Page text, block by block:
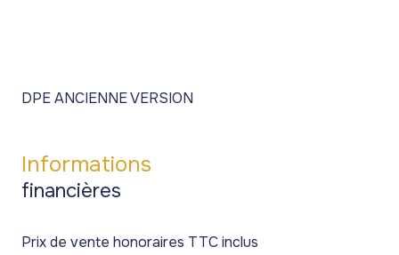
DPE ANCIENNE VERSION
Informations
financières
Prix de vente honoraires TTC inclus